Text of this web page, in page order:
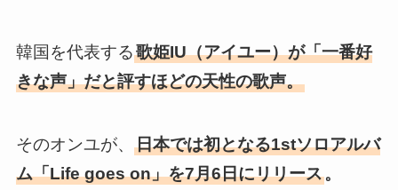
韓国を代表する歌姫IU（アイユー）が「一番好
きな声」だと評すほどの天性の歌声。
そのオンユが、 日本では初となる1stソロアルバ
ム「Life goes on」を7月6日にリリース。